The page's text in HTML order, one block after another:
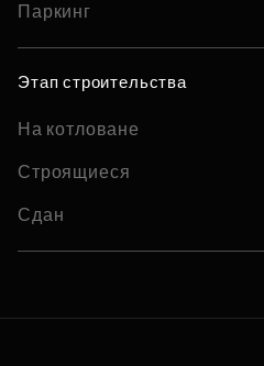
Паркинг
Этап строительства
На котловане
Строящиеся
Сдан